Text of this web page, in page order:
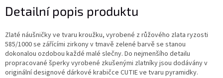
Detailní popis produktu
Zlaté náušničky ve tvaru kroužku, vyrobené z růžového zlata ryzosti
585/1000 se zářícími zirkony v tmavě zelené barvě se stanou
dokonalou ozdobou každé malé slečny. Do nejmenšího detailu
propracované šperky vyrobené zkušenými zlatníky jsou dodávány v
originální designové dárkové krabičce CUTIE ve tvaru pyramidky.